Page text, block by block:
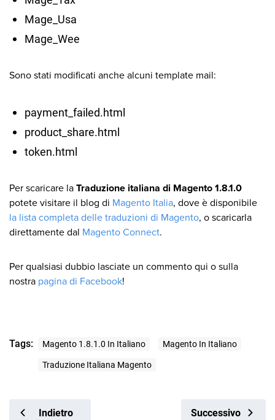
Mage_Usa
Mage_Wee
Sono stati modificati anche alcuni template mail:
payment_failed.html
product_share.html
token.html
Per scaricare la Traduzione italiana di Magento 1.8.1.0
potete visitare il blog di Magento Italia, dove è disponibile
la lista completa delle traduzioni di Magento, o scaricarla
direttamente dal Magento Connect.
Per qualsiasi dubbio lasciate un commento qui o sulla
nostra pagina di Facebook!
Tags: Magento 1.8.1.0 In Italiano
Magento In Italiano
Traduzione Italiana Magento
Indietro Successivo